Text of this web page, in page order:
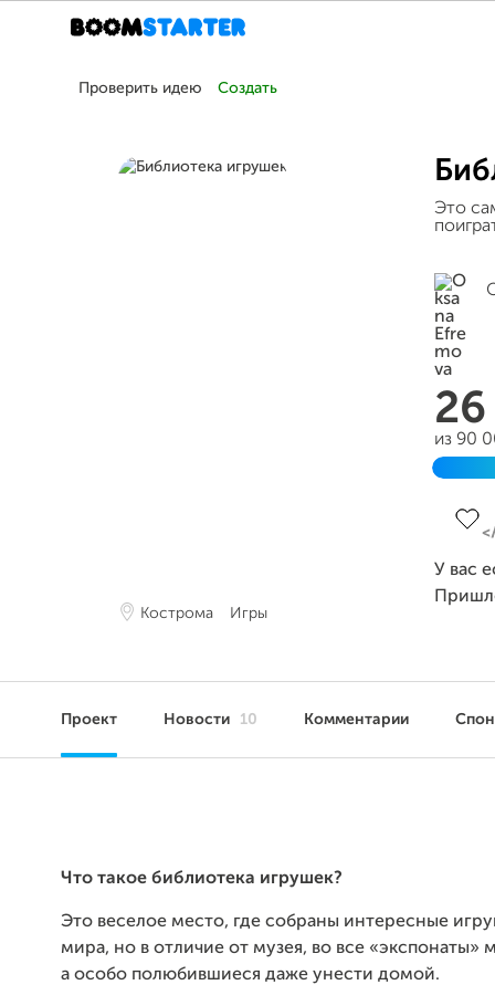
Проверить идею Создать
Кострома Игры
Это
из 90
У вас
Проект Новости 10 Комментарии
Что такое библиотека игрушек?
Это веселое место, где собраны интересные
мира, но в отличие от музея, во все «экспонаты»
а особо полюбившиеся даже унести домой.